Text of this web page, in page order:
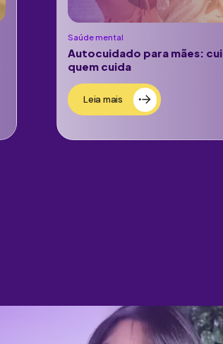
Saúde mental
Autocuidado para mães:
quem cuida
Leia mais